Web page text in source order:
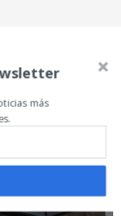
más